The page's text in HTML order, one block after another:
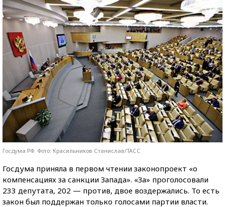
Госдума РФ. Фото: Красильников Станислав/ТАСС
Госдума приняла в первом чтении законопроект «о
компенсациях за санкции Запада». «За» проголосовали
233 депутата, 202 — против, двое воздержались. То есть
закон был поддержан только голосами партии власти.